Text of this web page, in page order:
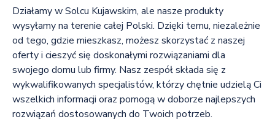
Działamy w Solcu Kujawskim, ale nasze produkty
wysyłamy na terenie całej Polski. Dzięki temu, niezależnie
od tego, gdzie mieszkasz, możesz skorzystać z naszej
oferty i cieszyć się doskonałymi rozwiązaniami dla
swojego domu lub firmy. Nasz zespół składa się z
wykwalifikowanych specjalistów, którzy chętnie udzielą Ci
wszelkich informacji oraz pomogą w doborze najlepszych
rozwiązań dostosowanych do Twoich potrzeb.